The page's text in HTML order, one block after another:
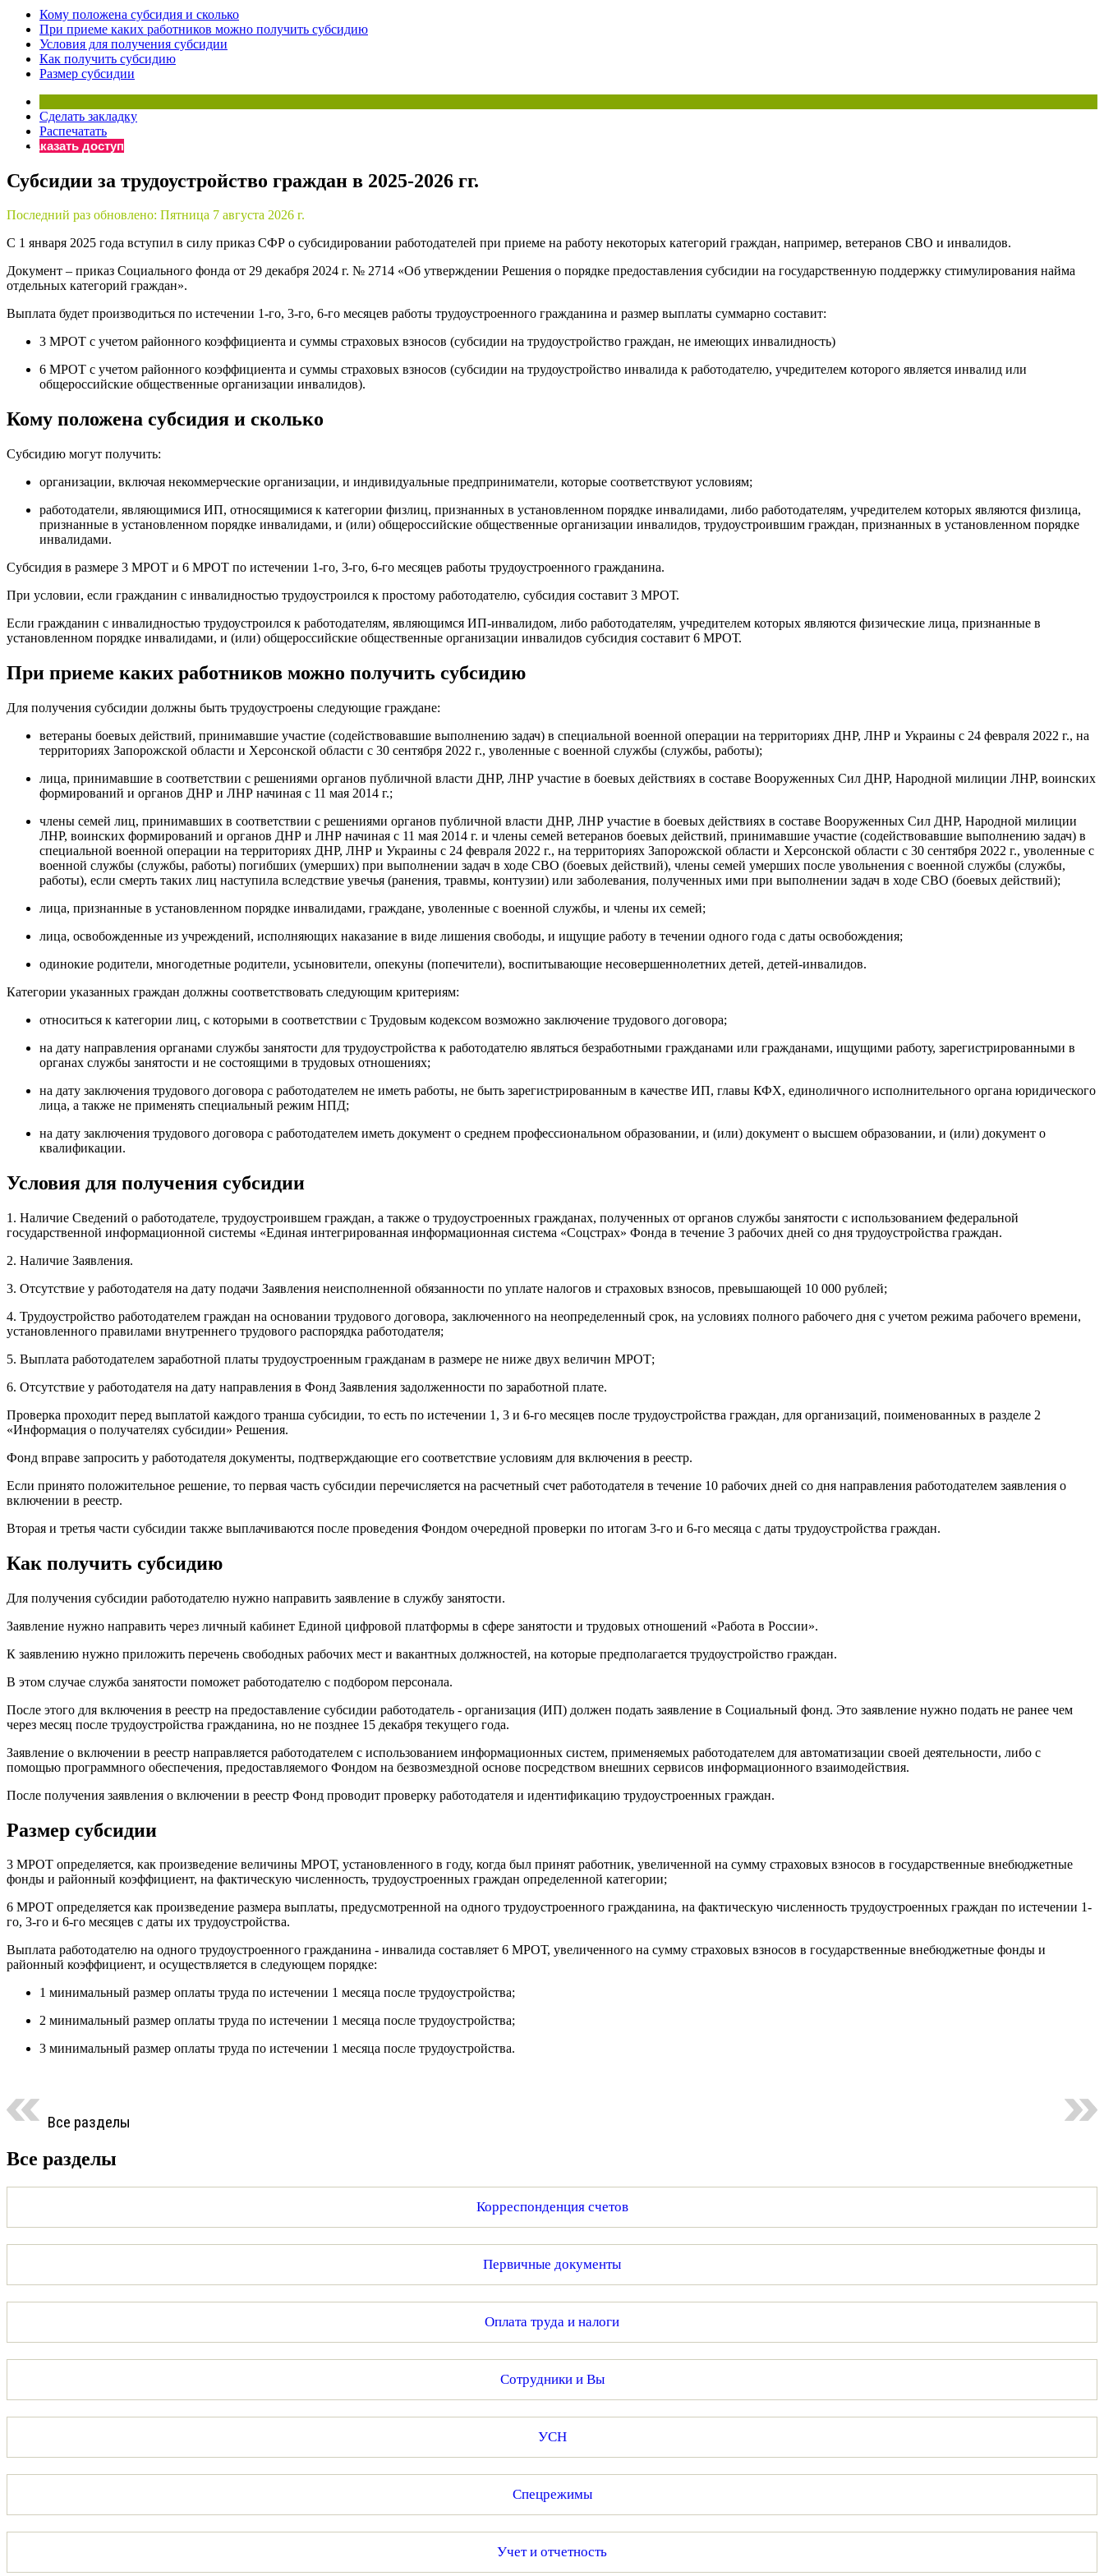
«Практическая энциклопедия бухгалтера»
Материалы электронного журнала
«Практическая бухгалтерия»
Просто заполните форму, и мы вышлем вам на почту письмо с льготным счетом.
Кому положена субсидия и сколько
При приеме каких работников можно получить субсидию
Условия для получения субсидии
Как получить субсидию
Размер субсидии
Сделать закладку
Распечатать
Заказать доступ
Субсидии за трудоустройство граждан в 2025-2026 гг.
Последний раз обновлено: Пятница 7 августа 2026 г.
С 1 января 2025 года вступил в силу приказ СФР о субсидировании работодателей при приеме на работу некоторых категорий граждан, например, ветеранов СВО и инвалидов.
Документ – приказ Социального фонда от 29 декабря 2024 г. № 2714 «Об утверждении Решения о порядке предоставления субсидии на государственную поддержку стимулирования найма
отдельных категорий граждан».
Выплата будет производиться по истечении 1-го, 3-го, 6-го месяцев работы трудоустроенного гражданина и размер выплаты суммарно составит:
3 МРОТ с учетом районного коэффициента и суммы страховых взносов (субсидии на трудоустройство граждан, не имеющих инвалидность)
6 МРОТ с учетом районного коэффициента и суммы страховых взносов (субсидии на трудоустройство инвалида к работодателю, учредителем которого является инвалид или
общероссийские общественные организации инвалидов).
Кому положена субсидия и сколько
Субсидию могут получить:
организации, включая некоммерческие организации, и индивидуальные предприниматели, которые соответствуют условиям;
работодатели, являющимися ИП, относящимися к категории физлиц, признанных в установленном порядке инвалидами, либо работодателям, учредителем которых являются физлица,
признанные в установленном порядке инвалидами, и (или) общероссийские общественные организации инвалидов, трудоустроившим граждан, признанных в установленном порядке
инвалидами.
Субсидия в размере 3 МРОТ и 6 МРОТ по истечении 1-го, 3-го, 6-го месяцев работы трудоустроенного гражданина.
При условии, если гражданин с инвалидностью трудоустроился к простому работодателю, субсидия составит 3 МРОТ.
Если гражданин с инвалидностью трудоустроился к работодателям, являющимся ИП-инвалидом, либо работодателям, учредителем которых являются физические лица, признанные в
установленном порядке инвалидами, и (или) общероссийские общественные организации инвалидов субсидия составит 6 МРОТ.
При приеме каких работников можно получить субсидию
Для получения субсидии должны быть трудоустроены следующие граждане:
ветераны боевых действий, принимавшие участие (содействовавшие выполнению задач) в специальной военной операции на территориях ДНР, ЛНР и Украины с 24 февраля 2022 г., на
территориях Запорожской области и Херсонской области с 30 сентября 2022 г., уволенные с военной службы (службы, работы);
лица, принимавшие в соответствии с решениями органов публичной власти ДНР, ЛНР участие в боевых действиях в составе Вооруженных Сил ДНР, Народной милиции ЛНР, воинских
формирований и органов ДНР и ЛНР начиная с 11 мая 2014 г.;
члены семей лиц, принимавших в соответствии с решениями органов публичной власти ДНР, ЛНР участие в боевых действиях в составе Вооруженных Сил ДНР, Народной милиции
ЛНР, воинских формирований и органов ДНР и ЛНР начиная с 11 мая 2014 г. и члены семей ветеранов боевых действий, принимавшие участие (содействовавшие выполнению задач) в
специальной военной операции на территориях ДНР, ЛНР и Украины с 24 февраля 2022 г., на территориях Запорожской области и Херсонской области с 30 сентября 2022 г., уволенные с
военной службы (службы, работы) погибших (умерших) при выполнении задач в ходе СВО (боевых действий), члены семей умерших после увольнения с военной службы (службы,
работы), если смерть таких лиц наступила вследствие увечья (ранения, травмы, контузии) или заболевания, полученных ими при выполнении задач в ходе СВО (боевых действий);
лица, признанные в установленном порядке инвалидами, граждане, уволенные с военной службы, и члены их семей;
лица, освобожденные из учреждений, исполняющих наказание в виде лишения свободы, и ищущие работу в течении одного года с даты освобождения;
одинокие родители, многодетные родители, усыновители, опекуны (попечители), воспитывающие несовершеннолетних детей, детей-инвалидов.
Категории указанных граждан должны соответствовать следующим критериям:
относиться к категории лиц, с которыми в соответствии с Трудовым кодексом возможно заключение трудового договора;
на дату направления органами службы занятости для трудоустройства к работодателю являться безработными гражданами или гражданами, ищущими работу, зарегистрированными в
органах службы занятости и не состоящими в трудовых отношениях;
на дату заключения трудового договора с работодателем не иметь работы, не быть зарегистрированным в качестве ИП, главы КФХ, единоличного исполнительного органа юридического
лица, а также не применять специальный режим НПД;
на дату заключения трудового договора с работодателем иметь документ о среднем профессиональном образовании, и (или) документ о высшем образовании, и (или) документ о
квалификации.
Условия для получения субсидии
1. Наличие Сведений о работодателе, трудоустроившем граждан, а также о трудоустроенных гражданах, полученных от органов службы занятости с использованием федеральной
государственной информационной системы «Единая интегрированная информационная система «Соцстрах» Фонда в течение 3 рабочих дней со дня трудоустройства граждан.
2. Наличие Заявления.
3. Отсутствие у работодателя на дату подачи Заявления неисполненной обязанности по уплате налогов и страховых взносов, превышающей 10 000 рублей;
4. Трудоустройство работодателем граждан на основании трудового договора, заключенного на неопределенный срок, на условиях полного рабочего дня с учетом режима рабочего времени,
установленного правилами внутреннего трудового распорядка работодателя;
5. Выплата работодателем заработной платы трудоустроенным гражданам в размере не ниже двух величин МРОТ;
6. Отсутствие у работодателя на дату направления в Фонд Заявления задолженности по заработной плате.
Проверка проходит перед выплатой каждого транша субсидии, то есть по истечении 1, 3 и 6-го месяцев после трудоустройства граждан, для организаций, поименованных в разделе 2
«Информация о получателях субсидии» Решения.
Фонд вправе запросить у работодателя документы, подтверждающие его соответствие условиям для включения в реестр.
Если принято положительное решение, то первая часть субсидии перечисляется на расчетный счет работодателя в течение 10 рабочих дней со дня направления работодателем заявления о
включении в реестр.
Вторая и третья части субсидии также выплачиваются после проведения Фондом очередной проверки по итогам 3-го и 6-го месяца с даты трудоустройства граждан.
Как получить субсидию
Для получения субсидии работодателю нужно направить заявление в службу занятости.
Заявление нужно направить через личный кабинет Единой цифровой платформы в сфере занятости и трудовых отношений «Работа в России».
К заявлению нужно приложить перечень свободных рабочих мест и вакантных должностей, на которые предполагается трудоустройство граждан.
В этом случае служба занятости поможет работодателю с подбором персонала.
После этого для включения в реестр на предоставление субсидии работодатель - организация (ИП) должен подать заявление в Социальный фонд. Это заявление нужно подать не ранее чем
через месяц после трудоустройства гражданина, но не позднее 15 декабря текущего года.
Заявление о включении в реестр направляется работодателем с использованием информационных систем, применяемых работодателем для автоматизации своей деятельности, либо с
помощью программного обеспечения, предоставляемого Фондом на безвозмездной основе посредством внешних сервисов информационного взаимодействия.
После получения заявления о включении в реестр Фонд проводит проверку работодателя и идентификацию трудоустроенных граждан.
Размер субсидии
3 МРОТ определяется, как произведение величины МРОТ, установленного в году, когда был принят работник, увеличенной на сумму страховых взносов в государственные внебюджетные
фонды и районный коэффициент, на фактическую численность, трудоустроенных граждан определенной категории;
6 МРОТ определяется как произведение размера выплаты, предусмотренной на одного трудоустроенного гражданина, на фактическую численность трудоустроенных граждан по истечении 1-
го, 3-го и 6-го месяцев с даты их трудоустройства.
Выплата работодателю на одного трудоустроенного гражданина - инвалида составляет 6 МРОТ, увеличенного на сумму страховых взносов в государственные внебюджетные фонды и
районный коэффициент, и осуществляется в следующем порядке:
1 минимальный размер оплаты труда по истечении 1 месяца после трудоустройства;
2 минимальный размер оплаты труда по истечении 1 месяца после трудоустройства;
3 минимальный размер оплаты труда по истечении 1 месяца после трудоустройства.
Все разделы
Все разделы
Корреспонденция счетов
Первичные документы
Оплата труда и налоги
Сотрудники и Вы
УСН
Спецрежимы
Учет и отчетность